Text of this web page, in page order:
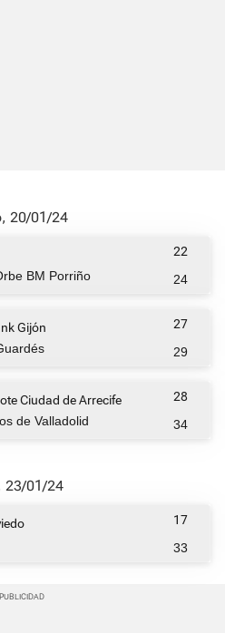
20/01/24
BM Porriño
22
24
Gijón
27
29
Ciudad de Arrecife
de Valladolid
28
34
23/01/24
17
33